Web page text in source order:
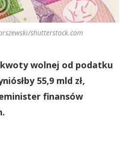
shutterstock.com
wolnej od podatku
55,9 mld zł,
finansów